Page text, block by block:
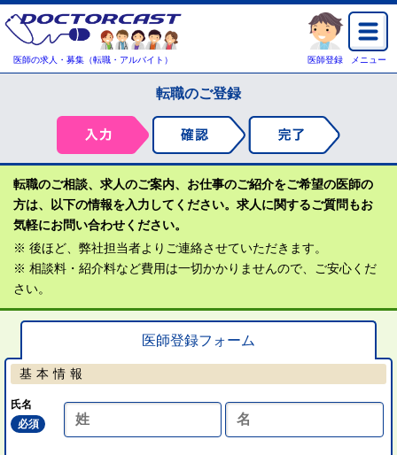
医師の求人・募集（転職・アルバイト） 医師登録 メニュー
転職のご登録
転職のご相談、求人のご案内、お仕事のご紹介をご希望の医師の
方は、以下の情報を入力してください。求人に関するご質問もお
気軽にお問い合わせください。
※ 後ほど、弊社担当者よりご連絡させていただきます。
※ 相談料・紹介料など費用は一切かかりませんので、ご安心くだ
さい。
医師登録フォーム
基本情報
氏名
必須